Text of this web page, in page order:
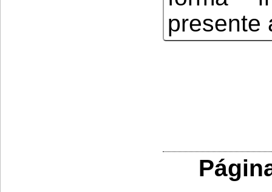
presente